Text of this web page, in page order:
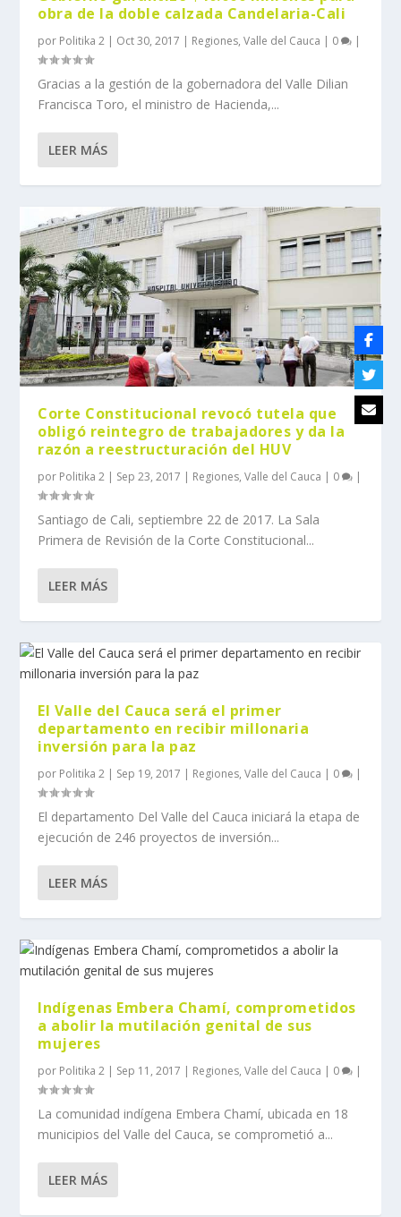
obra de la doble calzada Candelaria-Cali
por Politika 2 | Oct 30, 2017 | Regiones,Valle del Cauca | 0 |
Gracias a la gestión de la gobernadora del Valle Dilian
Francisca Toro, el ministro de Hacienda,...
LEER MÁS
Corte Constitucional revocó tutela que
obligó reintegro de trabajadores y da la
razón a reestructuración del HUV
por Politika 2 Sep 23, 2017 Regiones,Valle del Cauca 0
Santiago de Cali, septiembre 22 de 2017. La Sala
Primera de Revisión de la Corte Constitucional...
LEER MÁS
El Valle del Cauca será el primer
departamento en recibir millonaria
inversión para la paz
por Politika 2 Sep 19, 2017 Regiones,Valle del Cauca 0
El departamento Del Valle del Cauca iniciará la etapa de
ejecución de 246 proyectos de inversión...
LEER MÁS
Indígenas Embera Chamí, comprometidos
a abolir la mutilación genital de sus
mujeres
por Politika 2 Sep 11, 2017 Regiones,Valle del Cauca 0
La comunidad indígena Embera Chamí, ubicada en 18
municipios del Valle del Cauca, se comprometió a...
LEER MÁS